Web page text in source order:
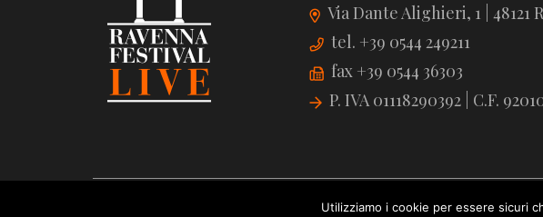
Via Dante Alighieri, 1 | 48121
tel. +39 0544 249211
fax +39 0544 36303
P. IVA 01118290392 | C.F.
©
Utilizziamo i cookie per essere sicuri